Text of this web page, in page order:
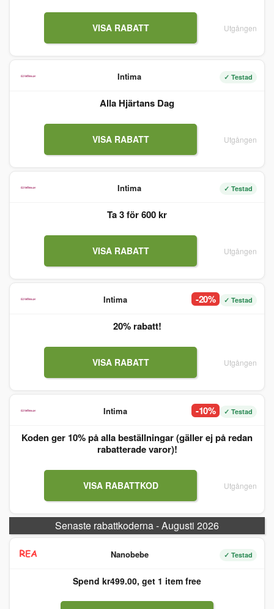
VISA RABATT Utgången
Intima ✓ Testad
Alla Hjärtans Dag
VISA RABATT Utgången
Intima ✓ Testad
Ta 3 för 600 kr
VISA RABATT Utgången
Intima -20% ✓ Testad
20% rabatt!
VISA RABATT Utgången
Intima -10% ✓ Testad
Koden ger 10% på alla beställningar (gäller ej på redan
rabatterade varor)!
VISA RABATTKOD Utgången
Senaste rabattkoderna - Augusti 2026
Nanobebe ✓ Testad
Spend kr499.00, get 1 item free